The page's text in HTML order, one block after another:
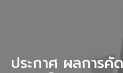
ประกาศ ผลการคั